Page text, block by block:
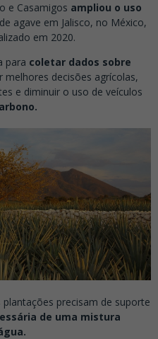
e Casamigos ampliou o uso
de agave em Jalisco, no México,
em 2020.
para coletar dados sobre
melhores decisões agrícolas,
e diminuir o uso de veículos
precisam de suporte
de uma mistura